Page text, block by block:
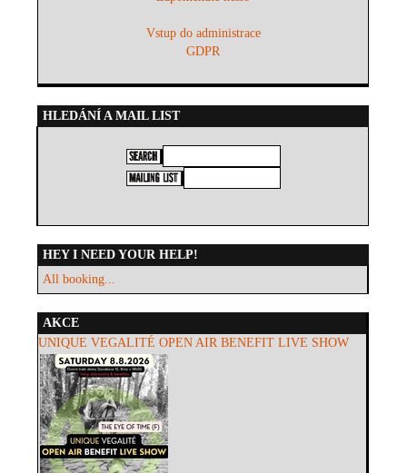
Vstup do administrace
GDPR
HLEDÁNÍ A MAIL LIST
HEY I NEED YOUR HELP!
All booking...
AKCE
UNIQUE VEGALITÉ OPEN AIR BENEFIT LIVE SHOW